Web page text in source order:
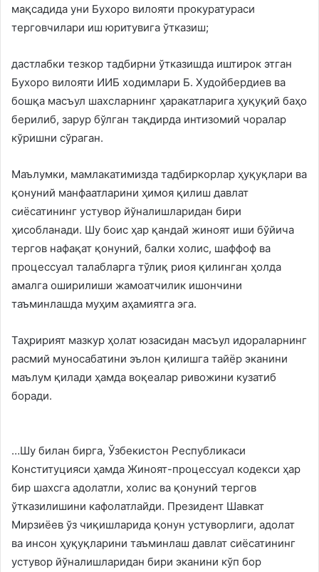
мақсадида уни Бухоро вилояти прокуратураси
терговчилари иш юритувига ўтказиш;
дастлабки тезкор тадбирни ўтказишда иштирок этган
Бухоро вилояти ИИБ ходимлари Б. Худойбердиев ва
бошқа масъул шахсларнинг ҳаракатларига ҳуқуқий баҳо
берилиб, зарур бўлган тақдирда интизомий чоралар
кўришни сўраган.
Маълумки, мамлакатимизда тадбиркорлар ҳуқуқлари ва
қонуний манфаатларини ҳимоя қилиш давлат
сиёсатининг устувор йўналишларидан бири
ҳисобланади. Шу боис ҳар қандай жиноят иши бўйича
тергов нафақат қонуний, балки холис, шаффоф ва
процессуал талабларга тўлиқ риоя қилинган ҳолда
амалга оширилиши жамоатчилик ишончини
таъминлашда муҳим аҳамиятга эга.
Таҳририят мазкур ҳолат юзасидан масъул идораларнинг
расмий муносабатини эълон қилишга тайёр эканини
маълум қилади ҳамда воқеалар ривожини кузатиб
боради.
…Шу билан бирга, Ўзбекистон Республикаси
Конституцияси ҳамда Жиноят-процессуал кодекси ҳар
бир шахсга адолатли, холис ва қонуний тергов
ўтказилишини кафолатлайди. Президент Шавкат
Мирзиёев ўз чиқишларида қонун устуворлиги, адолат
ва инсон ҳуқуқларини таъминлаш давлат сиёсатининг
устувор йўналишларидан бири эканини кўп бор